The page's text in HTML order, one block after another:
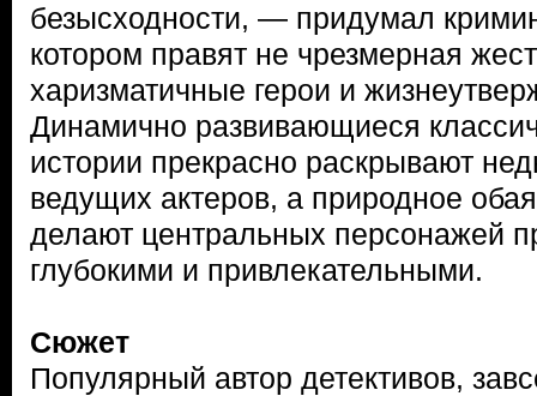
безысходности, — придумал
котором правят не чрезмерная
харизматичные герои и
Динамично развивающиеся
истории прекрасно раскрывают
ведущих актеров, а природное
делают центральных персонажей
глубокими и привлекательными.
Сюжет
Популярный автор детективов,